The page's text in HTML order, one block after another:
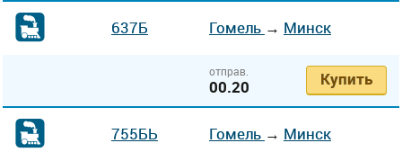
637Б Гомель → Минск
отправ.
00.20 Купить
755БЬ Гомель → Минск